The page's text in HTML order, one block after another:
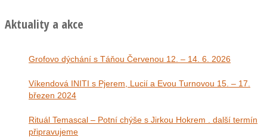
Aktuality a akce
Grofovo dýchání s Táňou Červenou 12. – 14. 6. 2026
Víkendová INITI s Pjerem, Lucií a Evou Turnovou 15. – 17.
březen 2024
Rituál Temascal – Potní chýše s Jirkou Hokrem . další termín
připravujeme